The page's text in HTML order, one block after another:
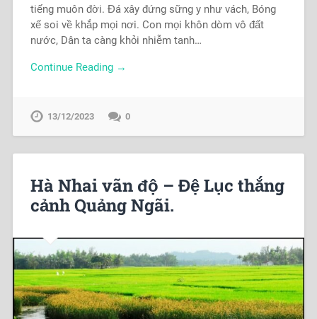
tiếng muôn đời. Đá xây đứng sững y như vách, Bóng
xế soi về khắp mọi nơi. Con mọi khôn dòm vô đất
nước, Dân ta càng khỏi nhiễm tanh…
Continue Reading →
13/12/2023 0
Hà Nhai vãn độ – Đệ Lục thắng
cảnh Quảng Ngãi.